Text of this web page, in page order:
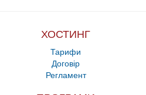
ХОСТИНГ
Тарифи
Договір
Регламент